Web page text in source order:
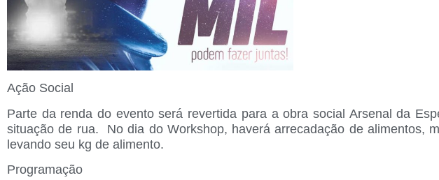
Ação Social
Parte da renda do evento será revertida para a obra social Arsenal da
situação de rua. No dia do Workshop, haverá arrecadação de alimentos,
levando seu kg de alimento.
Programação